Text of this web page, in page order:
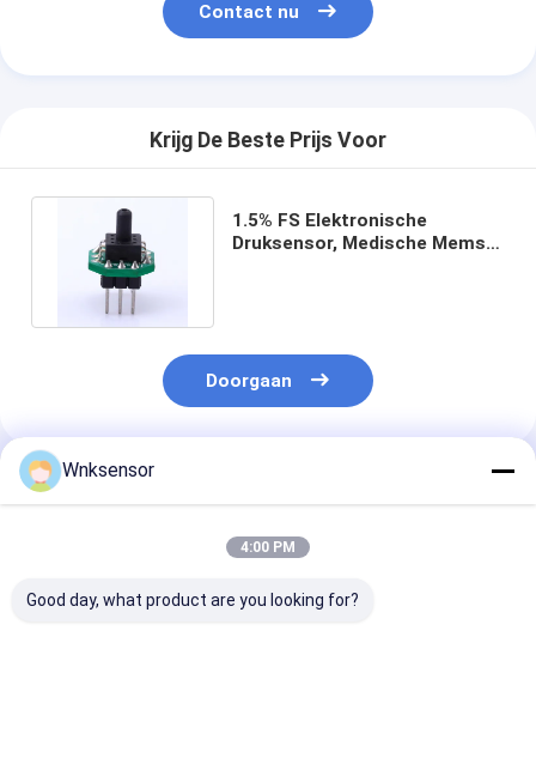
Contact nu
Krijg De Beste Prijs Voor
1.5% FS Elektronische
Druksensor, Medische Mems
Doorgaan
Geadviseerde Producten
Wnksensor
4:00 PM
Good day, what product are you looking for?